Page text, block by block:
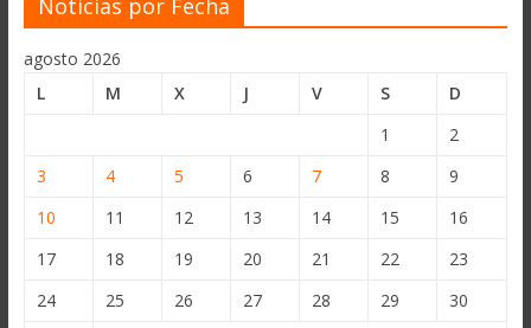
agosto 2026
L
M X J V S
D
1
2
3
4 5 6 7 8
9
10
11 12 13 14 15
16
17
18 19 20 21 22
23
24
25 26 27 28 29
30